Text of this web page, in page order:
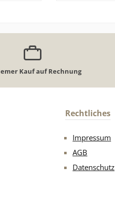
im
-
liefert
Kauf auf Rechnung
Rechtliches
Impressum
AGB
Datenschutz